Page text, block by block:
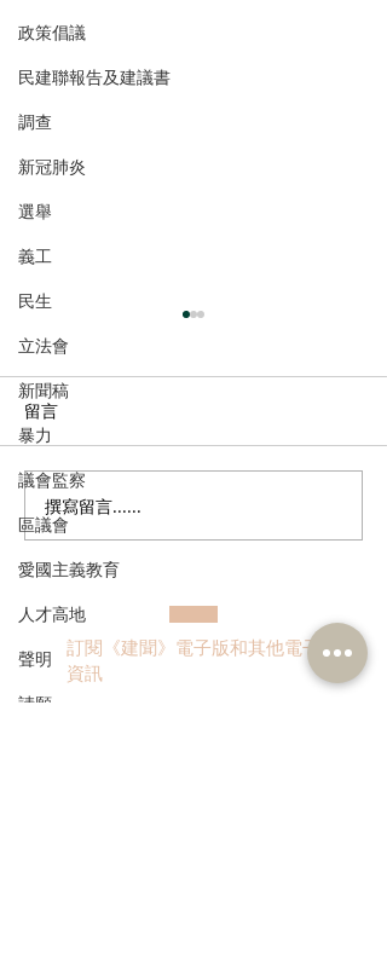
政策倡議
民建聯報告及建議書
調查
新冠肺炎
選舉
義工
民生
立法會
新聞稿
暴力
議會監察
區議會
愛國主義教育
人才高地
聲明
請願
陳永光歡迎中醫醫院推展
兩項中西醫協作專病治療
項目
留言
撰寫留言......
訂閱《建聞》電子版和其他電子
資訊